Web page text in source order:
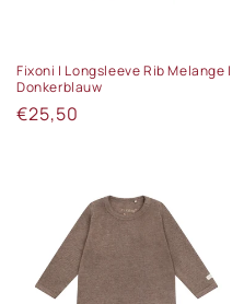
Fixoni | Longsleeve Rib Melange |
Donkerblauw
Normale
€25,50